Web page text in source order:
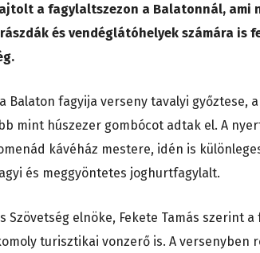
a fagylaltszezon a Balatonnál, ami
és vendéglátóhelyek számára
Balaton fagyija verseny tavalyi győztese,
mint húszezer gombócot adtak el. A
kávéház mestere, idén is
és meggyöntetes joghurtfagylalt.
Szövetség elnöke, Fekete Tamás szerint
turisztikai vonzerő is. A versenyben